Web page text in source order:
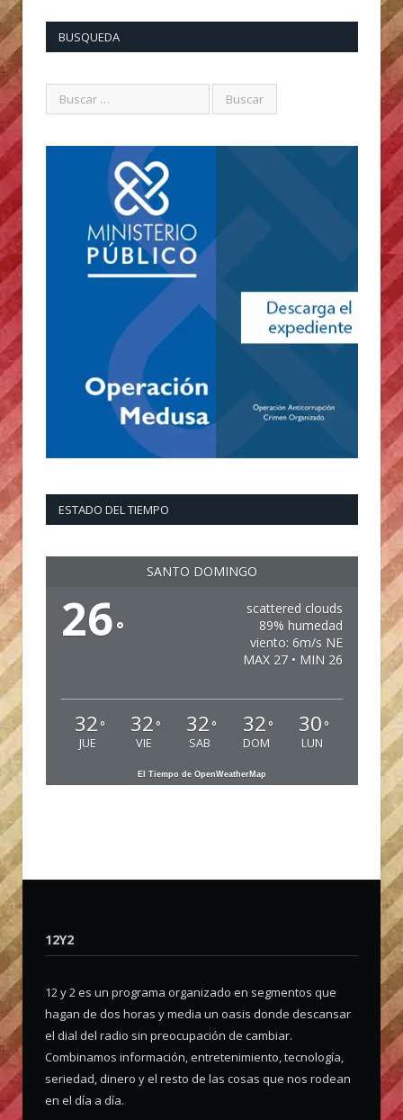
BUSQUEDA
ESTADO DEL TIEMPO
SANTO DOMINGO
26°
scattered clouds
89% humedad
viento: 6m/s NE
MAX 27 • MIN 26
32 °
JUE
32 °
VIE
32 °
SAB
32 °
DOM
30 °
LUN
El Tiempo de OpenWeatherMap
12Y2
12 y 2 es un programa organizado en segmentos que
hagan de dos horas y media un oasis donde descansar
el dial del radio sin preocupación de cambiar.
Combinamos información, entretenimiento, tecnología,
seriedad, dinero y el resto de las cosas que nos rodean
en el día a día.